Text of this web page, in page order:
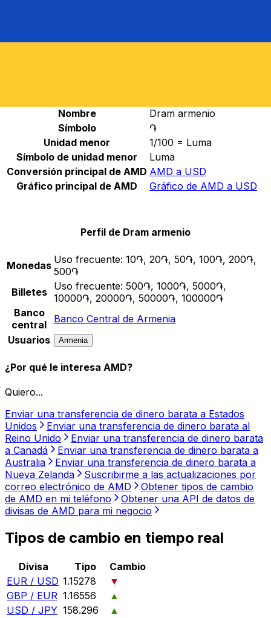
Nombre
Dram armenio
Símbolo
֏
Unidad menor
1/100 = Luma
Símbolo de unidad menor
Luma
Conversión principal de AMD AMD a USD
Gráfico principal de AMD
Gráfico de AMD a USD
Perfil de Dram armenio
Monedas Uso frecuente: 10֏, 20֏, 50֏, 100֏, 200֏,
500֏
Billetes
Uso frecuente: 500֏, 1000֏, 5000֏,
10000֏, 20000֏, 50000֏, 100000֏
Banco
central
Banco Central de Armenia
Usuarios
Armenia
¿Por qué le interesa AMD?
Quiero...
Enviar una transferencia de dinero barata a Estados
Unidos
Enviar una transferencia de dinero barata al
Reino Unido
Enviar una transferencia de dinero barata
a Canadá
Enviar una transferencia de dinero barata a
Australia
Enviar una transferencia de dinero barata a
Nueva Zelanda
Suscribirme a las actualizaciones por
correo electrónico de AMD
Obtener tipos de cambio
de AMD en mi teléfono
Obtener una API de datos de
divisas de AMD para mi negocio
Tipos de cambio en tiempo real
Divisa Tipo
Cambio
EUR / USD 1.15278
▼
GBP / EUR 1.16556
▲
USD / JPY 158.296
▲